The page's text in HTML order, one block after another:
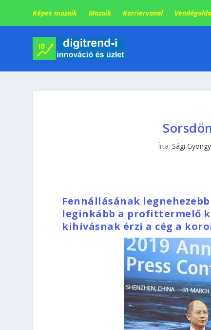
Képes mozaik Mozaik Karriervonal
Írta:Sági
Fennállásának
leginkább a profittermelő
kihívásnak érzi a cég a